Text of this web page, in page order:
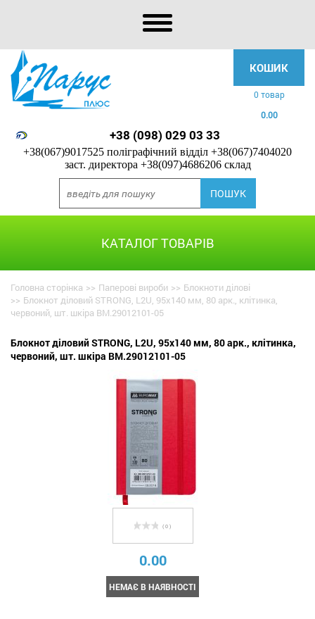
КОШИК
0 товар
0.00
+38 (098) 029 03 33
+38(067)9017525 поліграфічний відділ +38(067)7404020
заст. директора +38(097)4686206 склад
КАТАЛОГ ТОВАРІВ
Головна сторінка >> Паперові вироби >> Блокноти ділові
>> Блокнот діловий STRONG, L2U, 95x140 мм, 80 арк., клітинка,
червоний, шт. шкіра BM.29012101-05
Блокнот діловий STRONG, L2U, 95x140 мм, 80 арк., клітинка,
червоний, шт. шкіра BM.29012101-05
( 0 )
0.00
НЕМАЄ В НАЯВНОСТІ